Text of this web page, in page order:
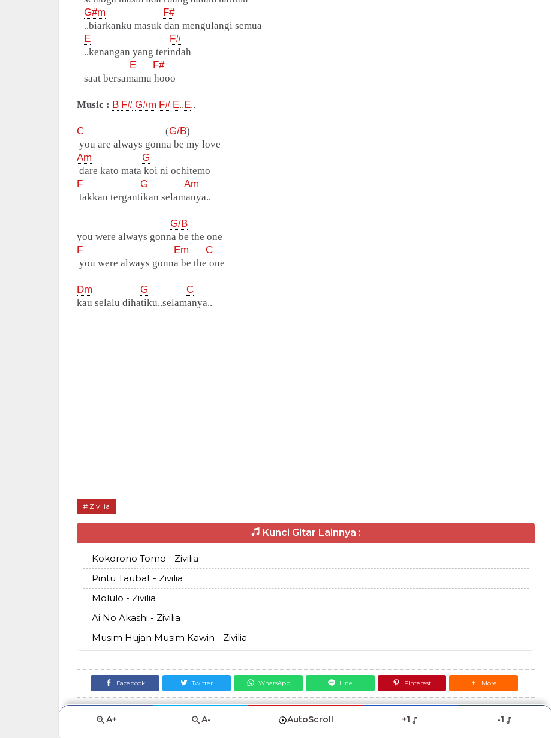
G#m
F#
..biarkanku masuk dan mengulangi semua
E
F#
..kenangan yang terindah
E
F#
saat bersamamu hooo
Music : B F# G#m F# E..E..
C (G/B)
you are always gonna be my love
Am
G
dare kato mata koi ni ochitemo
F
G
Am
takkan tergantikan selamanya..
G/B
you were always gonna be the one
F
Em
C
you were always gonna be the one
Dm G
C
kau selalu dihatiku..selamanya..
Zivilia
Kunci Gitar Lainnya :
Kokorono Tomo - Zivilia
Pintu Taubat - Zivilia
Molulo - Zivilia
Ai No Akashi - Zivilia
Musim Hujan Musim Kawin - Zivilia
Facebook Twitter WhatsApp Line Pinterest More
A+ A- AutoScroll +1 -1